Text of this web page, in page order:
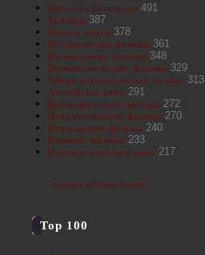
Классика Голливуда 491
Триллер 387
Балет и танец 378
Исторические фильмы 361
Музыкальные фильмы 348
Приключенческие фильмы 329
Оперы и классическая музыка 313
Английское кино 291
Биографические фильмы 272
Документальные фильмы 270
Итальянские фильмы 240
Военные фильмы 233
Новое российское кино 217
полное облако тегов
Top 100